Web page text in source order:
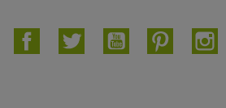
FacebookTwitter YouTube Pinterest